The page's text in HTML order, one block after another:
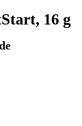
16 g